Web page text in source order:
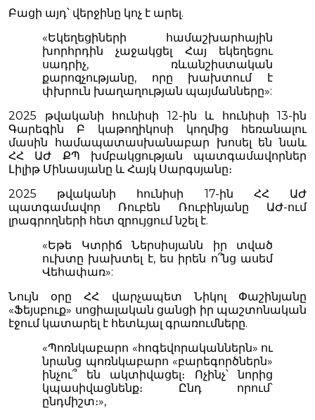
Բացի այդ՝ վերջինը կոչ է արել.
«Եկեղեցիների համաշխարհային
խորհրդին չաջակցել Հայ եկեղեցու
սադրիչ, ռևանշիստական
քարոզչությանը, որը խախտում է
փխրուն խաղաղության պայմանները»:
2025 թվականի հունիսի 12-ին և հունիսի 13-ին
Գարեգին Բ կաթողիկոսի կողմից հեռանալու
մասին համապատասխանաբար խոսել են նաև
ՀՀ ԱԺ ՔՊ խմբակցության պատգամավորներ
Լիլիթ Մինասյանը և Հայկ Սարգսյանը։
2025 թվականի հունիսի 17-ին ՀՀ ԱԺ
պատգամավոր Ռուբեն Ռուբինյանը ԱԺ-ում
լրագրողների հետ զրույցում նշել է.
«Եթե Կտրիճ Ներսիսյանն իր տված
ուխտը խախտել է, ես իրեն ո՞նց ասեմ
Վեհափառ»:
Նույն օրը ՀՀ վարչապետ Նիկոլ Փաշինյանը
«Ֆեյսբուք» սոցիալական ցանցի իր պաշտոնական
էջում կատարել է հետևյալ գրառումները.
«Պոռնկաբարո «հոգեվորականներն» ու
նրանց պոռնկաբարո «բարեգործներն»
ինչու՞ են ակտիվացել։ Ոչինչ՝ նորից
կպասիվացնենք։ Ընդ որում՝
ընդմիշտ։»,